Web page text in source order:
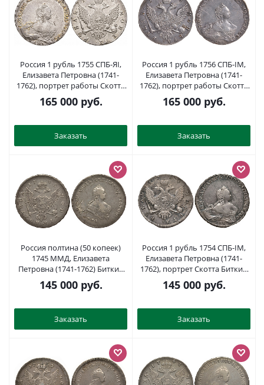
Россия 1 рубль 1755 СПБ-ЯI,
Елизавета Петровна (1741-
1762), портрет работы Скотта
Биткин 276 серебро 10-002-48
165 000руб.
Заказать
Россия 1 рубль 1756 СПБ-IМ,
Елизавета Петровна (1741-
1762), портрет работы Скотта
Биткин 277 серебро 10-010-09
165 000руб.
Заказать
Россия полтина (50 копеек)
1745 ММД, Елизавета
Петровна (1741-1762) Биткин
148 R серебро 10-020-06
145 000руб.
Заказать
Россия 1 рубль 1754 СПБ-IМ,
Елизавета Петровна (1741-
1762), портрет Скотта Биткин
273 серебро 10-010-12
145 000руб.
Заказать